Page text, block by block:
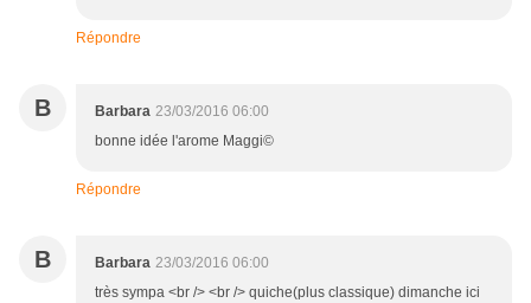
Répondre
B Barbara 23/03/2016 06:00
bonne idée l'arome Maggi©
Répondre
B Barbara 23/03/2016 06:00
très sympa <br /> <br /> quiche(plus classique) dimanche ici